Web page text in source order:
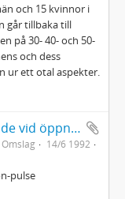
och 15 kvinnor i
går tillbaka till
på 30- 40- och 50-
och dess
ur ett otal aspekter.
Manuskript till anförande vid öppningsceremonin på den 10:e kongressen för gynekologi och obstetrik i Konserthuset, Stockholm
Omslag
14/6 1992
pulse